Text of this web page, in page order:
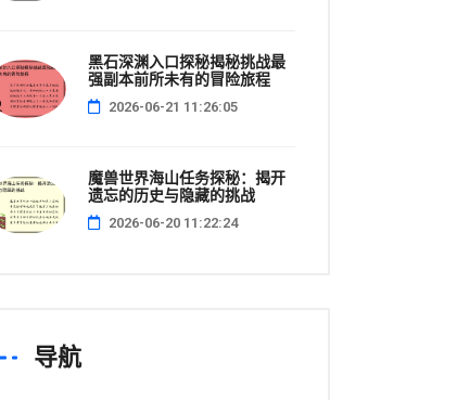
黑石深渊入口探秘揭秘挑战最
强副本前所未有的冒险旅程
2026-06-21 11:26:05
魔兽世界海山任务探秘：揭开
遗忘的历史与隐藏的挑战
2026-06-20 11:22:24
导航